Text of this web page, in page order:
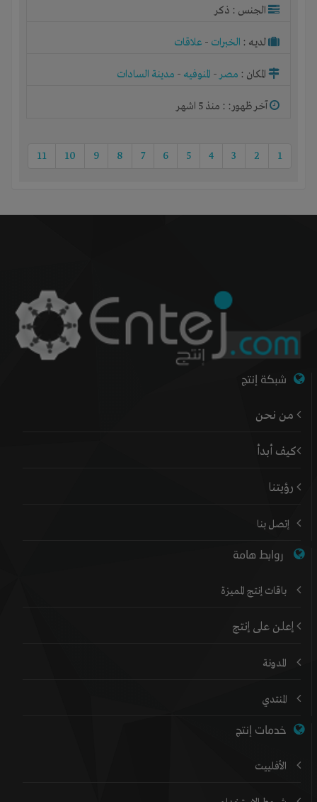
الجنس : ذكر
لديـه : الخبرات - علاقات
المكان : مصر- المنوفيه - مدينة السادات
آخر ظهور: : منذ 5 اشهر
1
2
3
4
5
6
7
8
9
10
11
شبكة إنتج
من نحن
كيف أبدأ
رؤيتنا
إتصل بنا
روابط هامة
باقات إنتج المميزة
إعلن على إنتج
المدونة
المنتدي
خدمات إنتج
الأفلييت